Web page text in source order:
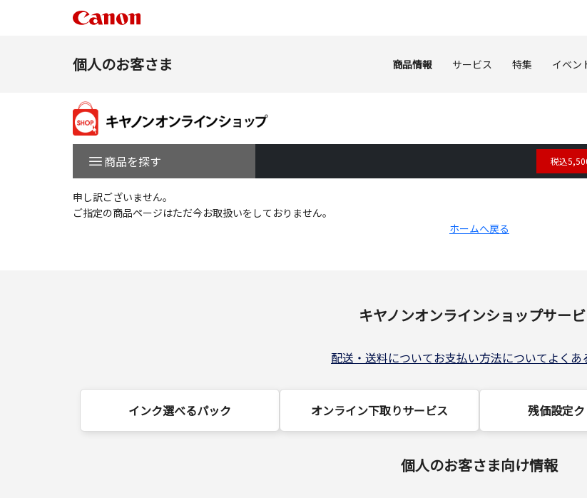
個人のお客さま 商品情報 サービス 特集 イベン
商品を探す 税込
申し訳ございません。
ご指定の商品ページはただ今お取扱いをしておりません。
ホームへ戻る
キヤノンオンラインショップサー
配送・送料についてお支払い方法についてよくあ
インク選べるパック オンライン下取りサービス 残価設定
個人のお客さま向け情報